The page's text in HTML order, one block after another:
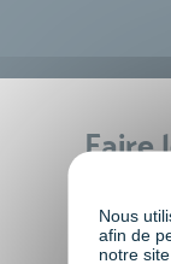
Faire
Nous
afin de
notre